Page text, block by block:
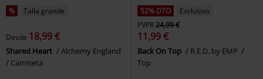
% Talla grande
Desde 18,99 €
Shared Heart
Alchemy England
Camiseta
52% DTO
Exclusivo
PVPR24,99 €
11,99 €
Back On Top
R.E.D. by EMP
Top